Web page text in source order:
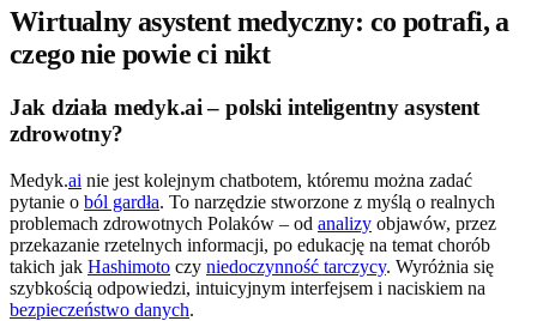
Wirtualny asystent medyczny: co potrafi, a
czego nie powie ci nikt
Jak działa medyk.ai – polski inteligentny asystent
zdrowotny?
Medyk.ai nie jest kolejnym chatbotem, któremu można zadać
pytanie o ból gardła. To narzędzie stworzone z myślą o realnych
problemach zdrowotnych Polaków – od analizy objawów, przez
przekazanie rzetelnych informacji, po edukację na temat chorób
takich jak Hashimoto czy niedoczynność tarczycy. Wyróżnia się
szybkością odpowiedzi, intuicyjnym interfejsem i naciskiem na
bezpieczeństwo danych.